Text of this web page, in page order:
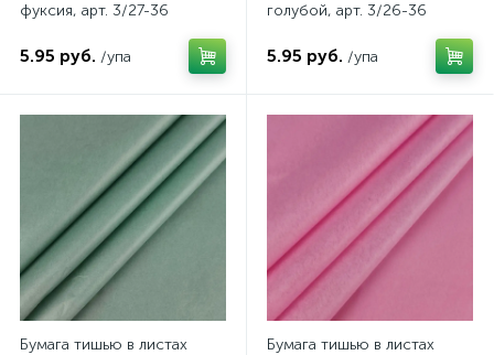
фуксия, арт. 3/27-36
5.95 руб. /упа
голубой, арт. 3/26-36
5.95 руб. /упа
Бумага тишью в листах
Бумага тишью в листах